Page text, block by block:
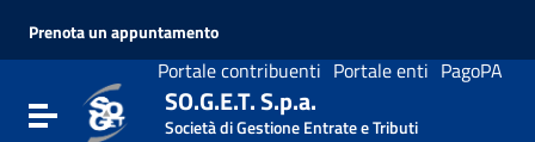
Vai al menu di navigazione
Prenota un appuntamento
Portale contribuenti Portale enti PagoPA
Attiva / disattiva la navigazione
SO.G.E.T. S.p.a.
Società di Gestione Entrate e Tributi